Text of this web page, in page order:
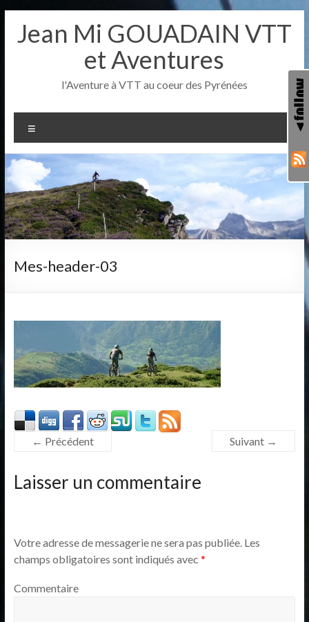
contenu
Jean Mi GOUADAIN VTT
et Aventures
l'Aventure à VTT au coeur des Pyrénées
Mes-header-03
← Précédent Suivant →
Laisser un commentaire
Votre adresse de messagerie ne sera pas publiée.Les
champs obligatoires sont indiqués avec *
Commentaire